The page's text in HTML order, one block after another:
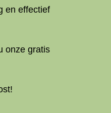
en effectief
onze gratis